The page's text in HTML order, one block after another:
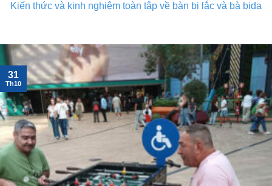
Kiến thức và kinh nghiệm toàn tập về bàn bi lắc và bà bida
31
Th10